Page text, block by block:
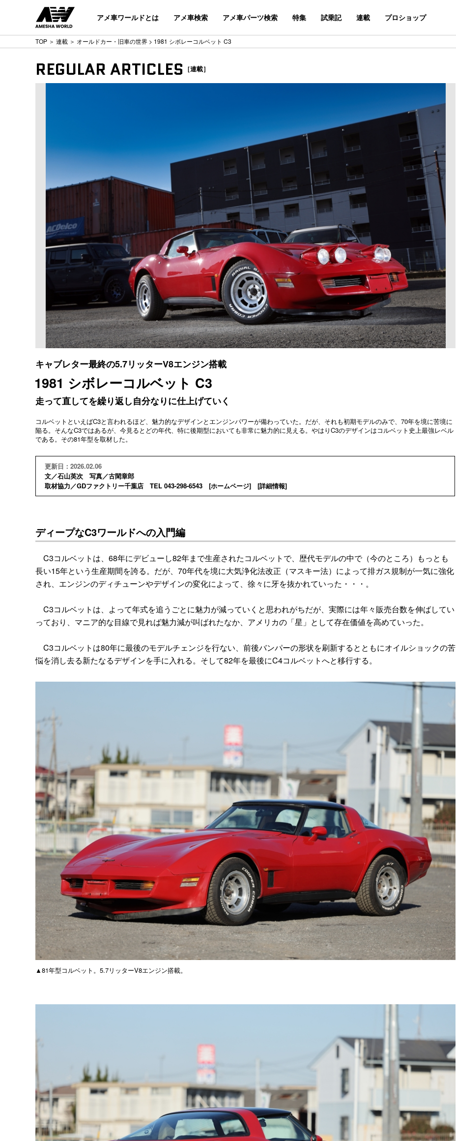
アメ車ワールドとは アメ車検索 アメ車パーツ検索 特集 試乗記 連載 プロショップ
TOP ＞ 連載 ＞ オールドカー・旧車の世界 > 1981 シボレーコルベット C3
REGULAR ARTICLES ［連載］
キャブレター最終の5.7リッターV8エンジン搭載
1981 シボレーコルベット C3
走って直してを繰り返し自分なりに仕上げていく
コルベットといえばC3と言われるほど、魅力的なデザインとエンジンパワーが備わっていた。だが、それも初期モデルのみで、70年を境に苦境に
陥る。そんなC3ではあるが、今見るとどの年代、特に後期型においても非常に魅力的に見える。やはりC3のデザインはコルベット史上最強レベル
である。その81年型を取材した。
更新日：2026.02.06
文／石山英次 写真／古閑章郎
取材協力／GDファクトリー千葉店 TEL 043-298-6543 [ホームページ] [詳細情報]
ディープなC3ワールドへの入門編
C3コルベットは、68年にデビューし82年まで生産されたコルベットで、歴代モデルの中で（今のところ）もっとも
長い15年という生産期間を誇る。だが、70年代を境に大気浄化法改正（マスキー法）によって排ガス規制が一気に強化
され、エンジンのディチューンやデザインの変化によって、徐々に牙を抜かれていった・・・。
C3コルベットは、よって年式を追うごとに魅力が減っていくと思われがちだが、実際には年々販売台数を伸ばしてい
っており、マニア的な目線で見れば魅力減が叫ばれたなか、アメリカの「星」として存在価値を高めていった。
C3コルベットは80年に最後のモデルチェンジを行ない、前後バンパーの形状を刷新するとともにオイルショックの苦
悩を消し去る新たなるデザインを手に入れる。そして82年を最後にC4コルベットへと移行する。
▲81年型コルベット。5.7リッターV8エンジン搭載。